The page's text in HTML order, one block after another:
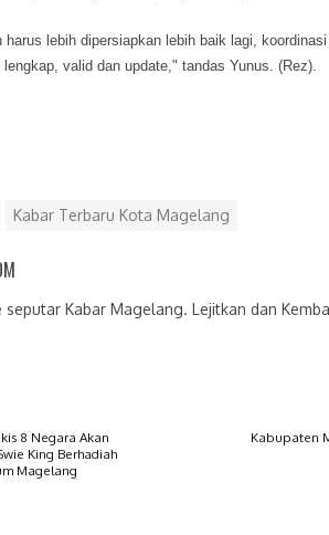
harus lebih dipersiapkan lebih baik lagi,
valid dan update," tandas Yunus. (Rez).
Kabar Terbaru Kota Magelang
Kabar Magelang. Lejitkan dan
8 Negara Akan
King Berhadiah
Magelang
Kabupaten